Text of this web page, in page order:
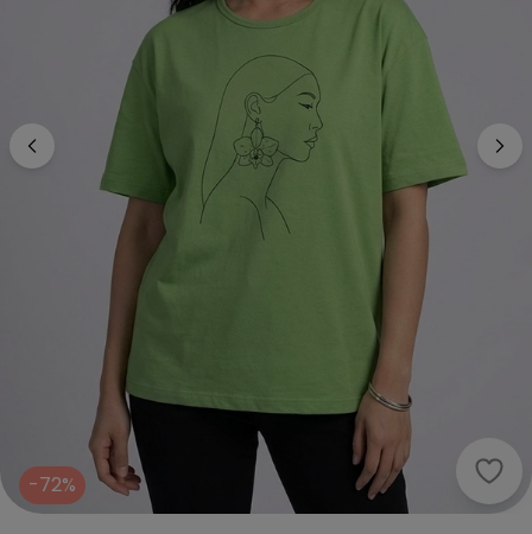
-72%